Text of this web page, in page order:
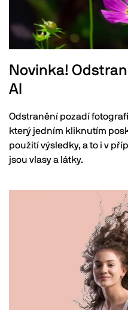
Novinka!
AI
Odstranění pozadí
který jedním kliknutím
použití výsledky, a to i v
jsou vlasy a látky.